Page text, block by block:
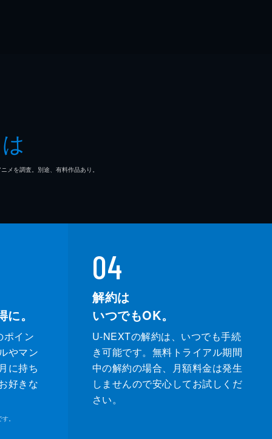
を調査。別途、有料作品あり。
。
ポイン
やマン
に持ち
好きな
。
04
解約は
いつでもOK。
U-NEXTの解約は、いつでも手続
き可能です。無料トライアル期間
中の解約の場合、月額料金は発生
しませんので安心してお試しくだ
さい。